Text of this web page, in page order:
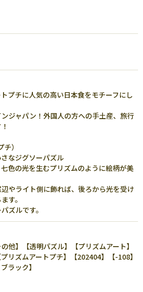
プチに人気の高い日本食をモチーフにし
ジャパン！外国人の方への手土産、旅行
）
なジグソーパズル
色の光を生むプリズムのように絵柄が美
やライト側に飾れば、後ろから光を受け
す。
ズルです。
他】【透明パズル】【プリズムアート】
リズムアートプチ】【202404】【-108】
ラック】